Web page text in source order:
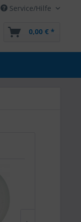
Service/Hilfe
0,00 € *